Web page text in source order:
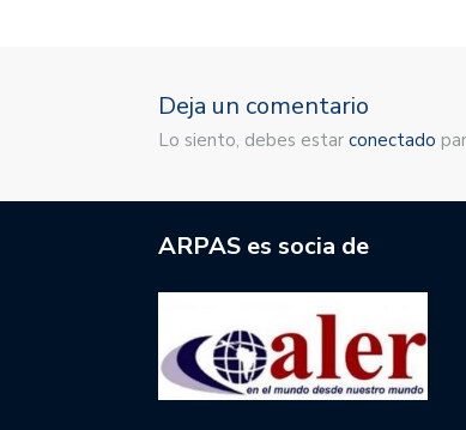
Deja un comentario
Lo siento, debes estar conectado
ARPAS es socia de